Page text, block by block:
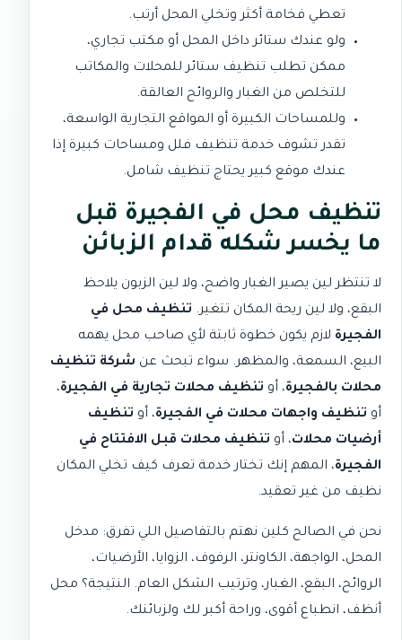
تعطي فخامة أكثر وتخلي المحل أرتب.
ولو عندك ستائر داخل المحل أو مكتب تجاري،
ممكن تطلب تنظيف ستائر للمحلات والمكاتب
للتخلص من الغبار والروائح العالقة.
وللمساحات الكبيرة أو المواقع التجارية الواسعة،
تقدر تشوف خدمة تنظيف فلل ومساحات كبيرة إذا
عندك موقع كبير يحتاج تنظيف شامل.
تنظيف محل في الفجيرة قبل
ما يخسر شكله قدام الزبائن
لا تنتظر لين يصير الغبار واضح، ولا لين الزبون يلاحظ
البقع، ولا لين ريحة المكان تتغير. تنظيف محل في
الفجيرة لازم يكون خطوة ثابتة لأي صاحب محل يهمه
البيع، السمعة، والمظهر. سواء تبحث عن شركة تنظيف
محلات بالفجيرة، أو تنظيف محلات تجارية في الفجيرة،
أو تنظيف واجهات محلات في الفجيرة، أو تنظيف
أرضيات محلات، أو تنظيف محلات قبل الافتتاح في
الفجيرة، المهم إنك تختار خدمة تعرف كيف تخلي المكان
نظيف من غير تعقيد.
نحن في الصالح كلين نهتم بالتفاصيل اللي تفرق: مدخل
المحل، الواجهة، الكاونتر، الرفوف، الزوايا، الأرضيات،
الروائح، البقع، الغبار، وترتيب الشكل العام. النتيجة؟ محل
أنظف، انطباع أقوى، وراحة أكبر لك ولزبائنك.